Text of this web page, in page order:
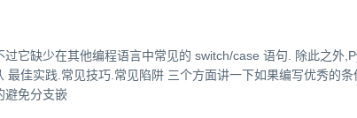
它缺少在其他编程语言中常见的 switch/case 语句. 除此之外
佳实践.常见技巧.常见陷阱 三个方面讲一下如果编写优秀的
避免分支嵌